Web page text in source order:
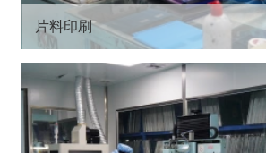
片料印刷